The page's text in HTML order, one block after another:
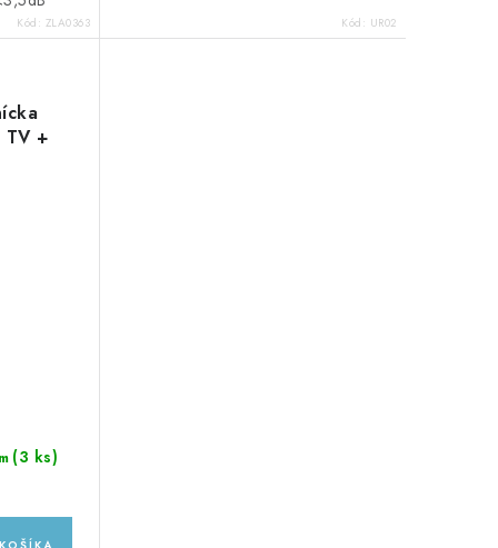
Kód: ZLA0363 Kód: UR02
TV +
(3 ks)